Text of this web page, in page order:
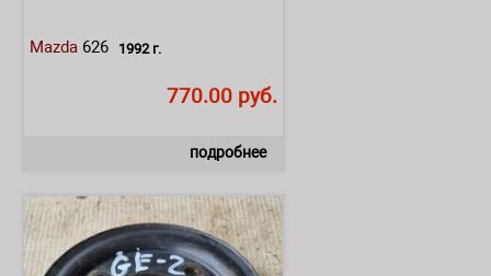
Mazda 626 1992 г.
770.00 руб.
подробнее